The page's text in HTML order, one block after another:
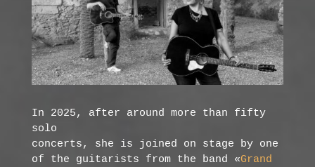
In 2025, after around more than fifty
solo
concerts, she is joined on stage by one
of the guitarists from the band «Grand